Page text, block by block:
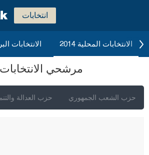
انتخابات
الانتخابات الانتخابات المحلية 2014
مرشحي الانتخابات
حزب العدالة حزب الشعب الجمهوري